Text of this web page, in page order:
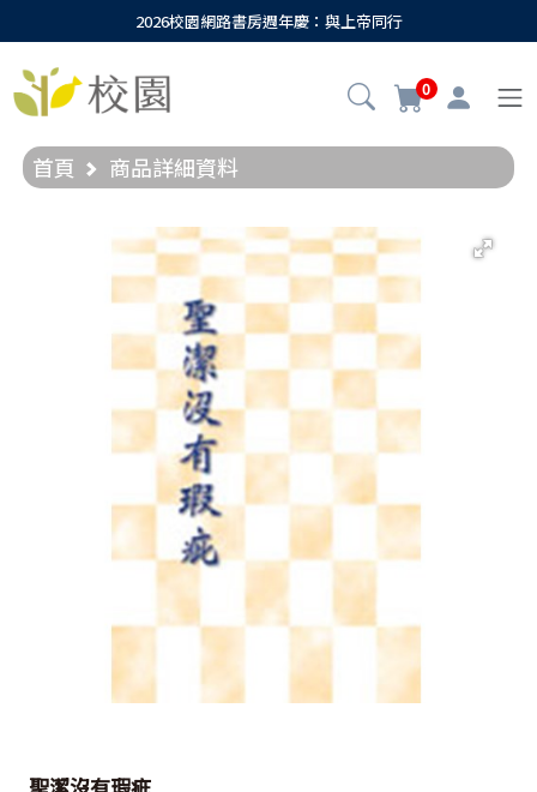
2026校園網路書房週年慶：與上帝同行
0
首頁 商品詳細資料